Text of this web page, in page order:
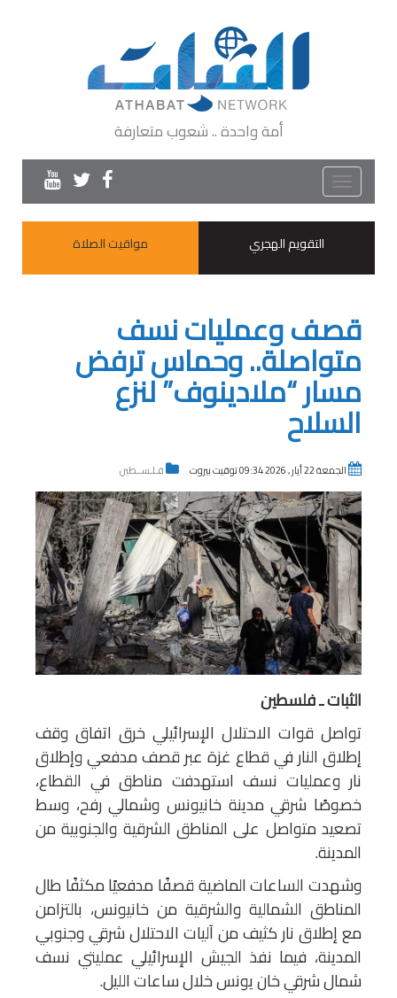
أمة واحدة .. شعوب متعارفة
Toggle
navigation
التقويم الهجري
مواقيت الصلاة
قصف وعمليات نسف
متواصلة.. وحماس ترفض
مسار “ملادينوف” لنزع
السلاح
الجمعة 22 أيار , 2026 09:34 توقيت بيروت فـلـســطين
الثبات ـ فلسطين
تواصل قوات الاحتلال الإسرائيلي خرق اتفاق وقف
إطلاق النار في قطاع غزة عبر قصف مدفعي وإطلاق
نار وعمليات نسف استهدفت مناطق في القطاع،
خصوصًا شرقي مدينة خانيونس وشمالي رفح، وسط
تصعيد متواصل على المناطق الشرقية والجنوبية من
المدينة.
وشهدت الساعات الماضية قصفًا مدفعيًا مكثفًا طال
المناطق الشمالية والشرقية من خانيونس، بالتزامن
مع إطلاق نار كثيف من آليات الاحتلال شرقي وجنوبي
المدينة، فيما نفذ الجيش الإسرائيلي عمليتي نسف
شمال شرقي خان يونس خلال ساعات الليل.